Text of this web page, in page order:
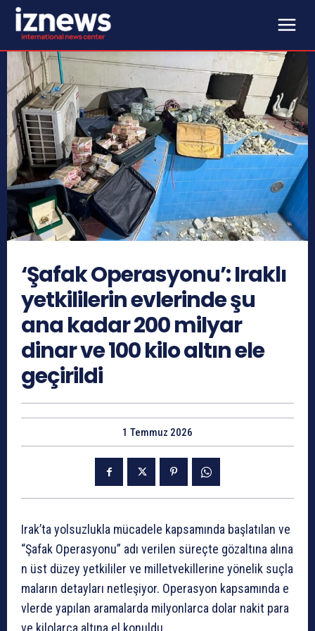
‘Şafak Operasyonu’: Iraklı
yetkililerin evlerinde şu
ana kadar 200 milyar
dinar ve 100 kilo altın ele
geçirildi
1 Temmuz 2026
Irak’tayolsuzlukla mücadele kapsamında başlatılan ve
“Şafak Operasyonu” adı verilen süreçte gözaltına alına
n üst düzey yetkililer ve milletvekillerine yönelik suçla
maların detayları netleşiyor. Operasyon kapsamında e
vlerde yapılan aramalarda milyonlarca dolar nakit para